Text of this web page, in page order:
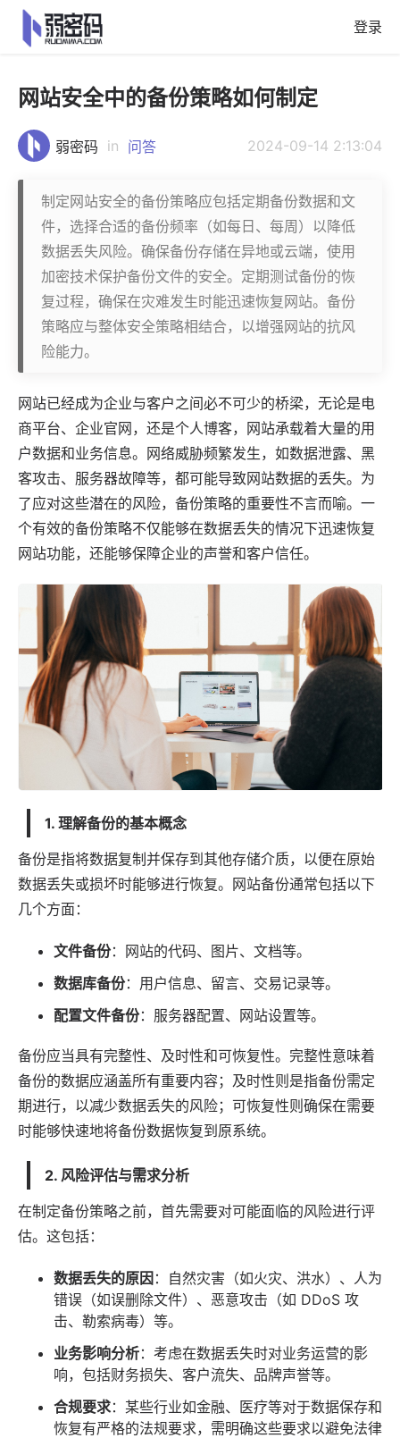
登录
网站安全中的备份策略如何制定
弱密码 in 问答 2024-09-14 2:13:04
制定网站安全的备份策略应包括定期备份数据和文
件，选择合适的备份频率（如每日、每周）以降低
数据丢失风险。确保备份存储在异地或云端，使用
加密技术保护备份文件的安全。定期测试备份的恢
复过程，确保在灾难发生时能迅速恢复网站。备份
策略应与整体安全策略相结合，以增强网站的抗风
险能力。
网站已经成为企业与客户之间必不可少的桥梁，无论是电
商平台、企业官网，还是个人博客，网站承载着大量的用
户数据和业务信息。网络威胁频繁发生，如数据泄露、黑
客攻击、服务器故障等，都可能导致网站数据的丢失。为
了应对这些潜在的风险，备份策略的重要性不言而喻。一
个有效的备份策略不仅能够在数据丢失的情况下迅速恢复
网站功能，还能够保障企业的声誉和客户信任。
1. 理解备份的基本概念
备份是指将数据复制并保存到其他存储介质，以便在原始
数据丢失或损坏时能够进行恢复。网站备份通常包括以下
几个方面：
文件备份：网站的代码、图片、文档等。
数据库备份：用户信息、留言、交易记录等。
配置文件备份：服务器配置、网站设置等。
备份应当具有完整性、及时性和可恢复性。完整性意味着
备份的数据应涵盖所有重要内容；及时性则是指备份需定
期进行，以减少数据丢失的风险；可恢复性则确保在需要
时能够快速地将备份数据恢复到原系统。
2. 风险评估与需求分析
在制定备份策略之前，首先需要对可能面临的风险进行评
估。这包括：
数据丢失的原因 ：自然灾害（如火灾、洪水）、人为
错误（如误删除文件）、恶意攻击（如 DDoS 攻
击、勒索病毒）等。
业务影响分析：考虑在数据丢失时对业务运营的影
响，包括财务损失、客户流失、品牌声誉等。
合规要求：某些行业如金融、医疗等对于数据保存和
恢复有严格的法规要求，需明确这些要求以避免法律